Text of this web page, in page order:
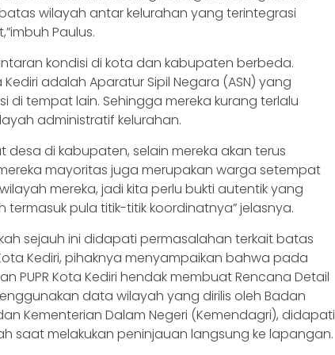
wilayah antar kelurahan yang terintegrasi
Paulus.
kondisi di kota dan kabupaten berbeda.
adalah Aparatur Sipil Negara (ASN) yang
di tempat lain. Sehingga mereka kurang terlalu
administratif kelurahan.
desa di kabupaten, selain mereka akan terus
mayoritas juga merupakan warga setempat
mereka, jadi kita perlu bukti autentik yang
pula titik-titik koordinatnya” jelasnya.
sejauh ini didapati permasalahan terkait batas
Kediri, pihaknya menyampaikan bahwa pada
PUPR Kota Kediri hendak membuat Rencana Detail
data wilayah yang dirilis oleh Badan
Kementerian Dalam Negeri (Kemendagri), didapati
saat melakukan peninjauan langsung ke lapangan.